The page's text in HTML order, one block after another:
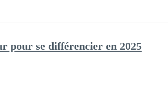
pour se différencier en 2025